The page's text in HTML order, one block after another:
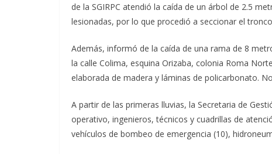
de la SGIRPC atendió la caída de un árbol de 2.5
lesionadas, por lo que procedió a seccionar el
Además, informó de la caída de una rama de 8
la calle Colima, esquina Orizaba, colonia Roma
elaborada de madera y láminas de policarbonato.
A partir de las primeras lluvias, la Secretaria de
operativo, ingenieros, técnicos y cuadrillas de
vehículos de bombeo de emergencia (10),